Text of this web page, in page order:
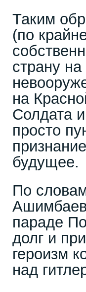
Таким
(по
страну
на
Солдата
просто
будущее.
По
параде
долг и
героизм
над